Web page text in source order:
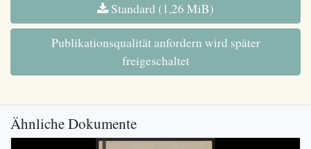
Standard (1,26 MiB)
Publikationsqualität anfordern wird später
freigeschaltet
Ähnliche Dokumente